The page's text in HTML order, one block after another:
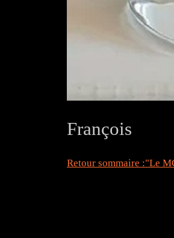
François
Retour sommaire :"Le